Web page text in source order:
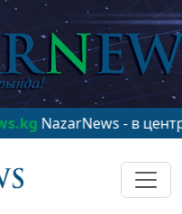
- в центре